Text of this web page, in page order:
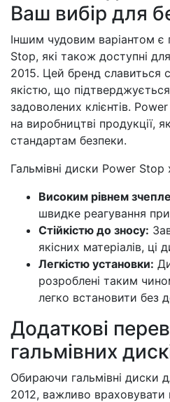
Ваш вибір для
Іншим чудовим варіантом є
Stop, які також доступні
2015. Цей бренд славиться
якістю, що
задоволених клієнтів.
на виробництві продукції,
стандартам безпеки.
Гальмівні диски Power
Високим рівнем
швидке реагування при
Стійкістю до зносу:
якісних матеріалів,
Легкістю установки:
розроблені таким
легко встановити без
Додаткові
гальмівних
Обираючи гальмівні диски
2012, важливо враховувати